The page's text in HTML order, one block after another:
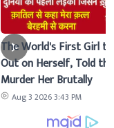
The World's First Girl
Out on Herself, Told
Murder Her Brutally
Aug 3 2026 3:43 PM